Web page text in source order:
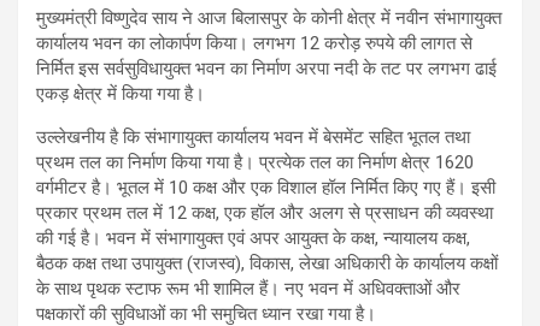
मुख्यमंत्री विष्णुदेव साय ने आज बिलासपुर के कोनी क्षेत्र में नवीन संभागायुक्त
कार्यालय भवन का लोकार्पण किया। लगभग 12 करोड़ रुपये की लागत से
निर्मित इस सर्वसुविधायुक्त भवन का निर्माण अरपा नदी के तट पर लगभग ढाई
एकड़ क्षेत्र में किया गया है।
उल्लेखनीय है कि संभागायुक्त कार्यालय भवन में बेसमेंट सहित भूतल तथा
प्रथम तल का निर्माण किया गया है। प्रत्येक तल का निर्माण क्षेत्र 1620
वर्गमीटर है। भूतल में 10 कक्ष और एक विशाल हॉल निर्मित किए गए हैं। इसी
प्रकार प्रथम तल में 12 कक्ष, एक हॉल और अलग से प्रसाधन की व्यवस्था
की गई है। भवन में संभागायुक्त एवं अपर आयुक्त के कक्ष, न्यायालय कक्ष,
बैठक कक्ष तथा उपायुक्त (राजस्व), विकास, लेखा अधिकारी के कार्यालय कक्षों
के साथ पृथक स्टाफ रूम भी शामिल हैं। नए भवन में अधिवक्ताओं और
पक्षकारों की सुविधाओं का भी समुचित ध्यान रखा गया है।